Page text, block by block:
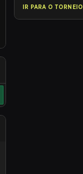
IR PARA O TORNEIO